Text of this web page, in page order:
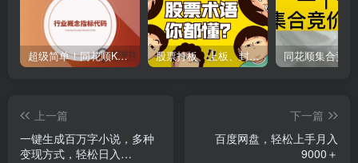
超级简单！同花顺K线界面显示行业概念指标代码图解 股票打板、上板、封板、翘板、炸板是什么意思？炒股你必须懂的暗语！
上一篇
一键生成百万字小说，多种
变现方式，轻松日入
下一篇
百度网盘，轻松上手月入
9000＋